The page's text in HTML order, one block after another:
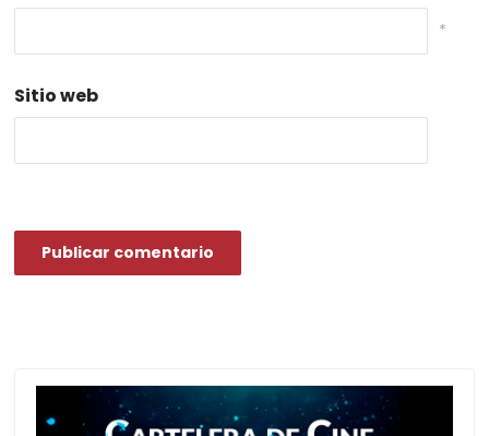
*
Sitio web